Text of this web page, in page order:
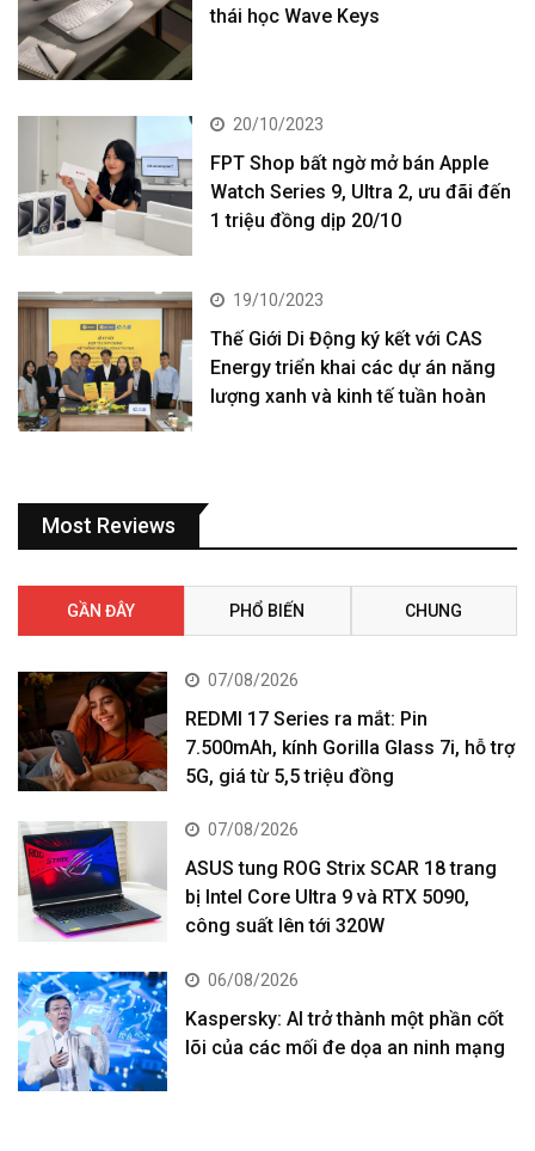
thái học Wave Keys
20/10/2023
FPT Shop bất ngờ mở bán Apple
Watch Series 9, Ultra 2, ưu đãi đến
1 triệu đồng dịp 20/10
19/10/2023
Thế Giới Di Động ký kết với CAS
Energy triển khai các dự án năng
lượng xanh và kinh tế tuần hoàn
Most Reviews
GẦN ĐÂY PHỔ BIẾN CHUNG
07/08/2026
REDMI 17 Series ra mắt: Pin
7.500mAh, kính Gorilla Glass 7i, hỗ trợ
5G, giá từ 5,5 triệu đồng
07/08/2026
ASUS tung ROG Strix SCAR 18 trang
bị Intel Core Ultra 9 và RTX 5090,
công suất lên tới 320W
06/08/2026
Kaspersky: AI trở thành một phần cốt
lõi của các mối đe dọa an ninh mạng